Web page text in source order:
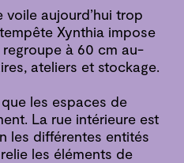
aujourd’hui trop
Xynthia impose
à 60 cm au-
ateliers et stockage.
les espaces de
La rue intérieure est
les différentes entités
les éléments de